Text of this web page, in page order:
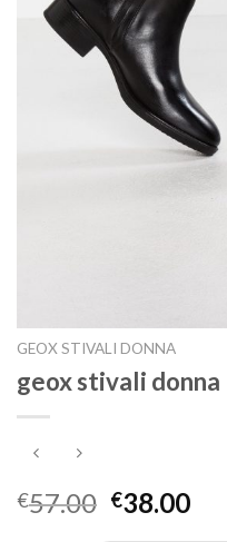
GEOX STIVALI DONNA
geox stivali donna
€57.00 €38.00